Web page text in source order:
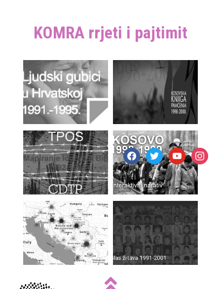
KOMRA rrjeti i pajtimit
facebooktwitteryoutube